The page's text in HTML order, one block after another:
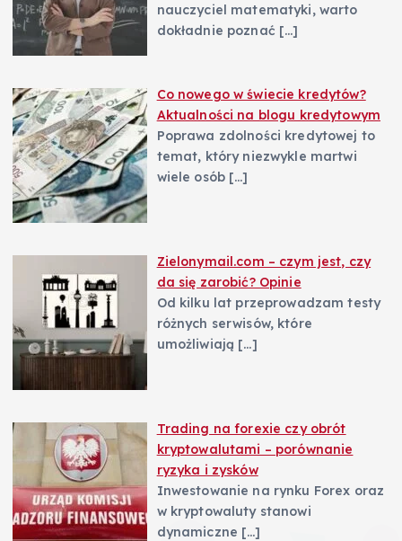
nauczyciel matematyki, warto
dokładnie poznać […]
Co nowego w świecie kredytów?
Aktualności na blogu kredytowym
Poprawa zdolności kredytowej to
temat, który niezwykle martwi
wiele osób […]
Zielonymail.com – czym jest, czy
da się zarobić? Opinie
Od kilku lat przeprowadzam testy
różnych serwisów, które
umożliwiają […]
Trading na forexie czy obrót
kryptowalutami – porównanie
ryzyka i zysków
Inwestowanie na rynku Forex oraz
w kryptowaluty stanowi
dynamiczne […]